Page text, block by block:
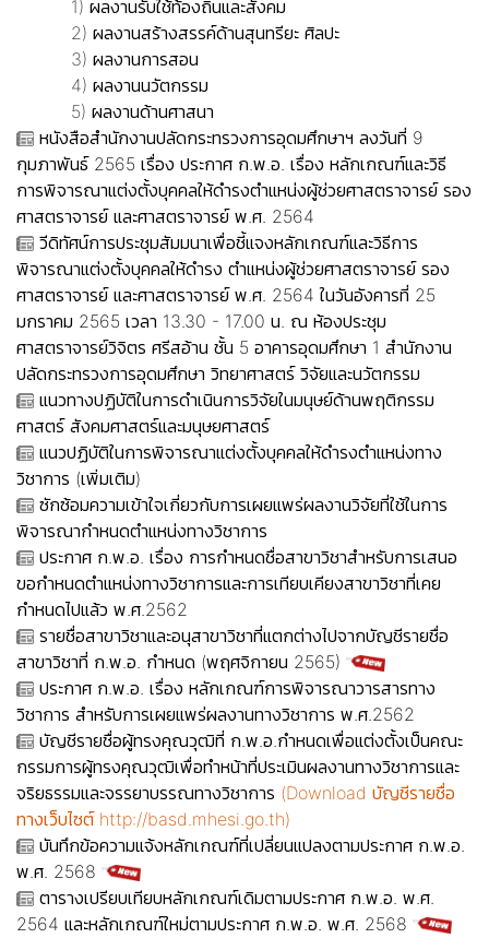
1) ผลงานรับใช้ท้องถิ่นและสังคม
2) ผลงานสร้างสรรค์ด้านสุนทรียะ ศิลปะ
3) ผลงานการสอน
4) ผลงานนวัตกรรม
5) ผลงานด้านศาสนา
หนังสือสำนักงานปลัดกระทรวงการอุดมศึกษาฯ ลงวันที่ 9
กุมภาพันธ์ 2565 เรื่อง ประกาศ ก.พ.อ. เรื่อง หลักเกณฑ์และวิธี
การพิจารณาแต่งตั้งบุคคลให้ดำรงตำแหน่งผู้ช่วยศาสตราจารย์ รอง
ศาสตราจารย์ และศาสตราจารย์ พ.ศ. 2564
วีดิทัศน์การประชุมสัมมนาเพื่อชี้แจงหลักเกณฑ์และวิธีการ
พิจารณาแต่งตั้งบุคคลให้ดำรง ตำแหน่งผู้ช่วยศาสตราจารย์ รอง
ศาสตราจารย์ และศาสตราจารย์ พ.ศ. 2564 ในวันอังคารที่ 25
มกราคม 2565 เวลา 13.30 - 17.00 น. ณ ห้องประชุม
ศาสตราจารย์วิจิตร ศรีสอ้าน ชั้น 5 อาคารอุดมศึกษา 1 สำนักงาน
ปลัดกระทรวงการอุดมศึกษา วิทยาศาสตร์ วิจัยและนวัตกรรม
แนวทางปฏิบัติในการดำเนินการวิจัยในมนุษย์ด้านพฤติกรรม
ศาสตร์ สังคมศาสตร์และมนุษยศาสตร์
แนวปฏิบัติในการพิจารณาแต่งตั้งบุคคลให้ดำรงตำแหน่งทาง
วิชาการ (เพิ่มเติม)
ซักซ้อมความเข้าใจเกี่ยวกับการเผยแพร่ผลงานวิจัยที่ใช้ในการ
พิจารณากำหนดตำแหน่งทางวิชาการ
ประกาศ ก.พ.อ. เรื่อง การกำหนดชื่อสาขาวิชาสำหรับการเสนอ
ขอกำหนดตำแหน่งทางวิชาการและการเทียบเคียงสาขาวิชาที่เคย
กำหนดไปแล้ว พ.ศ.2562
รายชื่อสาขาวิชาและอนุสาขาวิชาที่แตกต่างไปจากบัญชีรายชื่อ
สาขาวิชาที่ ก.พ.อ. กำหนด (พฤศจิกายน 2565)
ประกาศ ก.พ.อ. เรื่อง หลักเกณฑ์การพิจารณาวารสารทาง
วิชาการ สำหรับการเผยแพร่ผลงานทางวิชาการ พ.ศ.2562
บัญชีรายชื่อผู้ทรงคุณวุฒิที่ ก.พ.อ.กำหนดเพื่อแต่งตั้งเป็นคณะ
กรรมการผู้ทรงคุณวุฒิเพื่อทำหน้าที่ประเมินผลงานทางวิชาการและ
จริยธรรมและจรรยาบรรณทางวิชาการ (Download บัญชีรายชื่อ
ทางเว็บไซต์ http://basd.mhesi.go.th)
บันทึกข้อความแจ้งหลักเกณฑ์ที่เปลี่ยนแปลงตามประกาศ ก.พ.อ.
พ.ศ. 2568
ตารางเปรียบเทียบหลักเกณฑ์เดิมตามประกาศ ก.พ.อ. พ.ศ.
2564 และหลักเกณฑ์ใหม่ตามประกาศ ก.พ.อ. พ.ศ. 2568